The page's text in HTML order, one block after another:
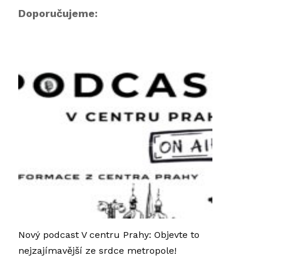
Doporučujeme:
Nový podcast V centru Prahy: Objevte to
nejzajímavější ze srdce metropole!